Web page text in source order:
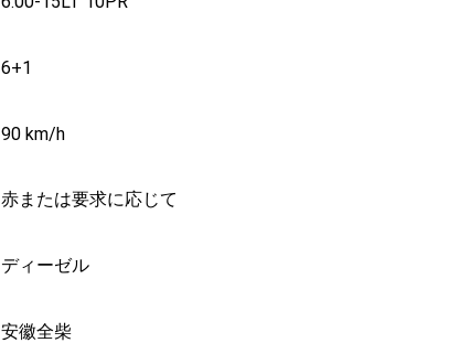
6+1
90 km/h
赤または要求に応じて
ディーゼル
安徽全柴